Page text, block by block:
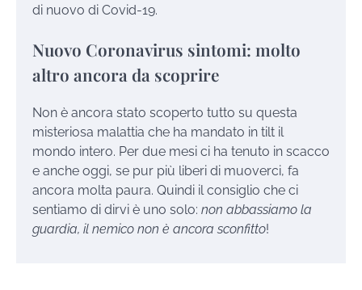
di nuovo di Covid-19.
Nuovo Coronavirus sintomi: molto
altro ancora da scoprire
Non è ancora stato scoperto tutto su questa
misteriosa malattia che ha mandato in tilt il
mondo intero. Per due mesi ci ha tenuto in scacco
e anche oggi, se pur più liberi di muoverci, fa
ancora molta paura. Quindi il consiglio che ci
sentiamo di dirvi è uno solo: non abbassiamo la
guardia, il nemico non è ancora sconfitto!